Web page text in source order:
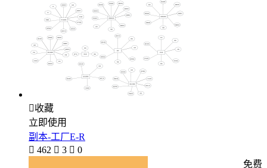
收藏
立即使用
副本-工厂E-R
 462  3  0
免费